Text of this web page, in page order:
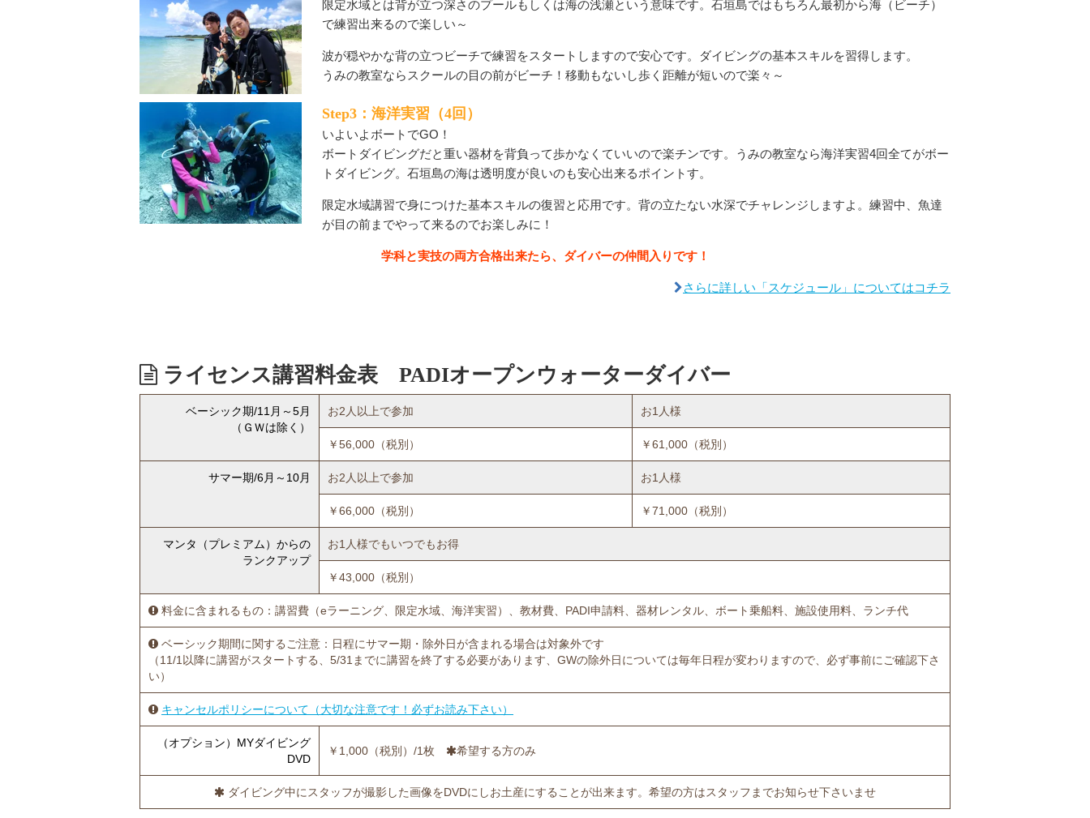
限定水域とは背が立つ深さのプールもしくは海の浅瀬という意味です。石垣島ではもちろん最初から海（ビーチ）
で練習出来るので楽しい～
波が穏やかな背の立つビーチで練習をスタートしますので安心です。ダイビングの基本スキルを習得します。
うみの教室ならスクールの目の前がビーチ！移動もないし歩く距離が短いので楽々～
Step3：海洋実習（4回）
いよいよボートでGO！
ボートダイビングだと重い器材を背負って歩かなくていいので楽チンです。うみの教室なら海洋実習4回全てがボー
トダイビング。石垣島の海は透明度が良いのも安心出来るポイントす。
限定水域講習で身につけた基本スキルの復習と応用です。背の立たない水深でチャレンジしますよ。練習中、魚達
が目の前までやって来るのでお楽しみに！
学科と実技の両方合格出来たら、ダイバーの仲間入りです！
さらに詳しい「スケジュール」についてはコチラ
ライセンス講習料金表 PADIオープンウォーターダイバー
ベーシック期/11月～5月
（ＧＷは除く）
お2人以上で参加 お1人様
￥56,000（税別） ￥61,000（税別）
サマー期/6月～10月 お2人以上で参加 お1人様
￥66,000（税別） ￥71,000（税別）
マンタ（プレミアム）からの
ランクアップ
お1人様でもいつでもお得
￥43,000（税別）
料金に含まれるもの：講習費（eラーニング、限定水域、海洋実習）、教材費、PADI申請料、器材レンタル、ボート乗船料、施設使用料、ランチ代
ベーシック期間に関するご注意：日程にサマー期・除外日が含まれる場合は対象外です
（11/1以降に講習がスタートする、5/31までに講習を終了する必要があります、GWの除外日については毎年日程が変わりますので、必ず事前にご確認下さ
い）
キャンセルポリシーについて（大切な注意です！必ずお読み下さい）
（オプション）MYダイビング
DVD
￥1,000（税別）/1枚 希望する方のみ
ダイビング中にスタッフが撮影した画像をDVDにしお土産にすることが出来ます。希望の方はスタッフまでお知らせ下さいませ